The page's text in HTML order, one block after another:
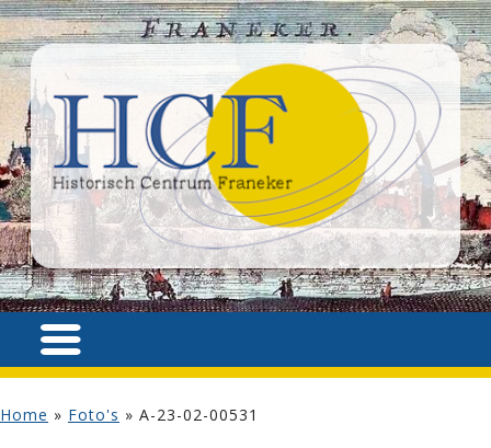
Home » Foto's » A-23-02-00531